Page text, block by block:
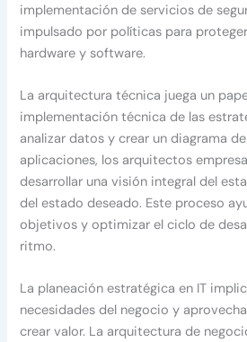
implementación de servicios de
impulsado por políticas para
hardware y software.
La arquitectura técnica juega un
implementación técnica de las
analizar datos y crear un diagrama
aplicaciones, los arquitectos
desarrollar una visión integral del
del estado deseado. Este proceso
objetivos y optimizar el ciclo de
ritmo.
La planeación estratégica en IT
necesidades del negocio y
crear valor. La arquitectura de